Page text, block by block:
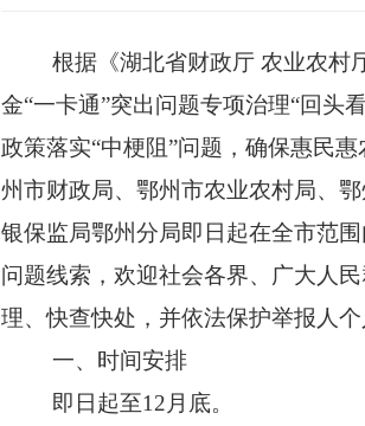
根据《湖北省财政厅 农业农村
金“一卡通”突出问题专项治理“回头
政策落实“中梗阻”问题，确保惠民
州市财政局、鄂州市农业农村局、
银保监局鄂州分局即日起在全市范
问题线索，欢迎社会各界、广大人
理、快查快处，并依法保护举报人
一、时间安排
即日起至12月底。